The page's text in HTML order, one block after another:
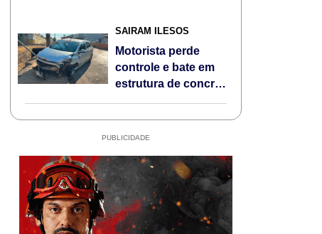
SAIRAM ILESOS
Motorista perde
controle e bate em
estrutura de concreto
PUBLICIDADE